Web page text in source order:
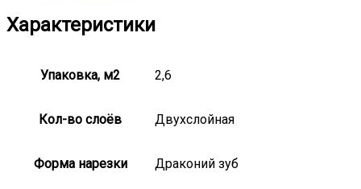
Характеристики
Упаковка, м2 2,6
Кол-во слоёв Двухслойная
Форма нарезки Драконий зуб